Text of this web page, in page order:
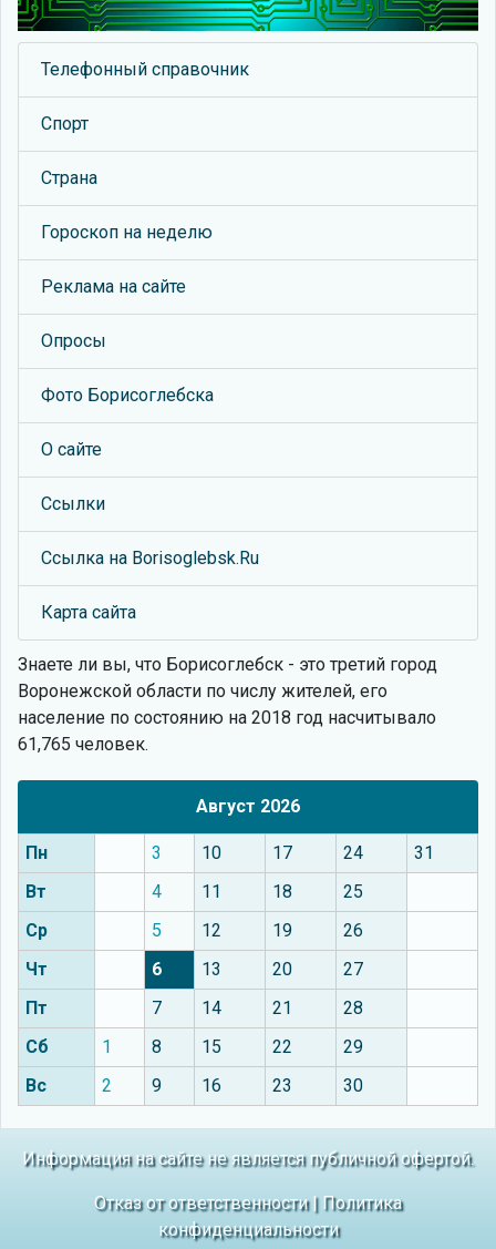
Телефонный справочник
Спорт
Страна
Гороскоп на неделю
Реклама на сайте
Опросы
Фото Борисоглебска
О сайте
Ссылки
Ссылка на Borisoglebsk.Ru
Карта сайта
Знаете ли вы, что Борисоглебск - это третий город
Воронежской области по числу жителей, его
население по состоянию на 2018 год насчитывало
61,765 человек.
Август 2026
Пн 3 10 17 24
31
Вт
4 11 18
25
Ср
5 12 19
26
Чт
6 13 20
27
Пт
7 14 21
28
Сб
1 8 15 22
29
Вс
2 9 16 23 30
Информация на сайте не является публичной офертой.
Отказ от ответственности| Политика
конфиденциальности